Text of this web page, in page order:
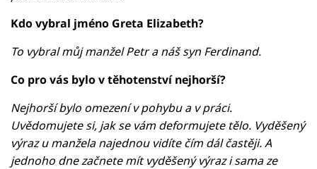
Kdo vybral jméno Greta Elizabeth?
To vybral můj manžel Petr a náš syn Ferdinand.
Co pro vás bylo v těhotenství nejhorší?
Nejhorší bylo omezení v pohybu a v práci.
Uvědomujete si, jak se vám deformujete tělo. Vyděšený
výraz u manžela najednou vidíte čím dál častěji. A
jednoho dne začnete mít vyděšený výraz i sama ze